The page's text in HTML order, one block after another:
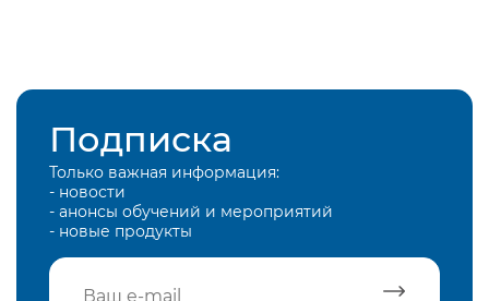
Подписка
Только важная информация:
- новости
- анонсы обучений и мероприятий
- новые продукты